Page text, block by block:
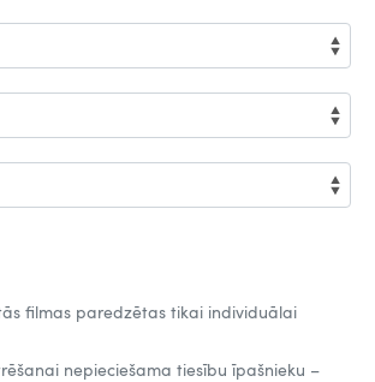
filmas paredzētas tikai individuālai
nepieciešama tiesību īpašnieku –